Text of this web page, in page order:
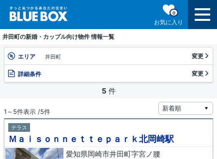
お気に入り
0
井田町の新婚・カップル向け物件 情報一覧
エリア 井田町 変更
詳細条件 変更
5 件
1～5件表示 /5件
テラス
Ｍａｉｓｏｎｎｅｔｔｅｐａｒｋ北岡崎駅
愛知県岡崎市井田町字宮ノ腰